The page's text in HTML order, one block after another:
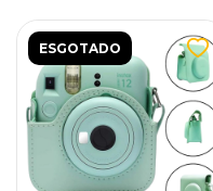
ESGOTADO